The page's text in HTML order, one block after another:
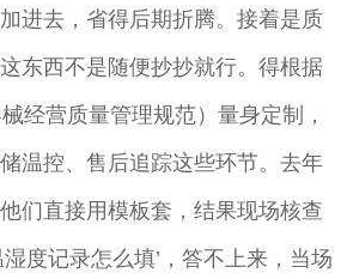
进去，省得后期折腾。接着是质
东西不是随便抄抄就行。得根据
经营质量管理规范）量身定制，
温控、售后追踪这些环节。去年
们直接用模板套，结果现场核查
度记录怎么填’，答不上来，当场